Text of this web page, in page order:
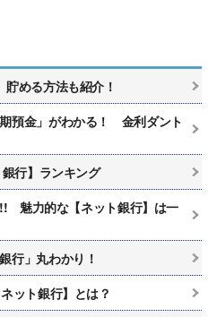
める方法も紹介！
預金」がわかる！ 金利ダント
行】ランキング
魅力的な【ネット銀行】は一
行」丸わかり！
ット銀行】とは？